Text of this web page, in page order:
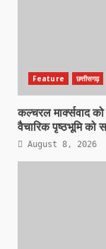
Feature छत्तीसगढ़
कल्चरल मार्क्सवाद
वैचारिक पृष्ठभूमि
August 8, 2026